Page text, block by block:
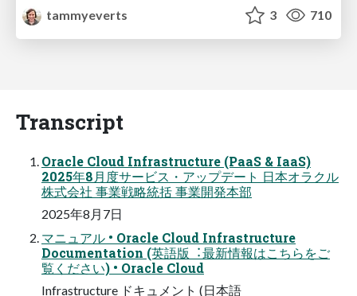
tammyeverts
3 710
Transcript
Oracle Cloud Infrastructure (PaaS & IaaS)
2025年8⽉度サービス・アップデート ⽇本オラクル
株式会社 事業戦略統括 事業開発本部
2025年8⽉7⽇
マニュアル • Oracle Cloud Infrastructure
Documentation (英語版︓最新情報はこちらをご
覧ください) • Oracle Cloud
Infrastructure ドキュメント (⽇本語